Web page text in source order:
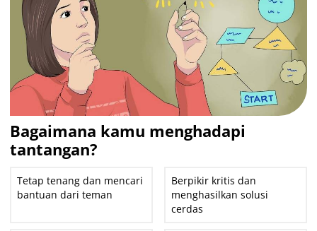
Bagaimana kamu menghadapi
tantangan?
Tetap tenang dan mencari
bantuan dari teman
Berpikir kritis dan
menghasilkan solusi
cerdas